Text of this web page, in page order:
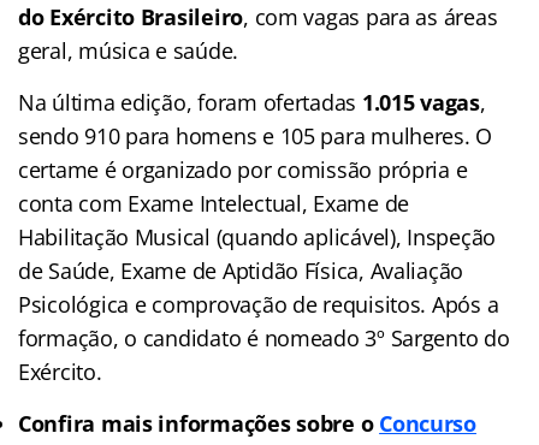
do Exército Brasileiro, com vagas para as áreas
geral, música e saúde.
Na última edição, foram ofertadas 1.015 vagas,
sendo 910 para homens e 105 para mulheres. O
certame é organizado por comissão própria e
conta com Exame Intelectual, Exame de
Habilitação Musical (quando aplicável), Inspeção
de Saúde, Exame de Aptidão Física, Avaliação
Psicológica e comprovação de requisitos. Após a
formação, o candidato é nomeado 3º Sargento do
Exército.
Confira mais informações sobre o Concurso